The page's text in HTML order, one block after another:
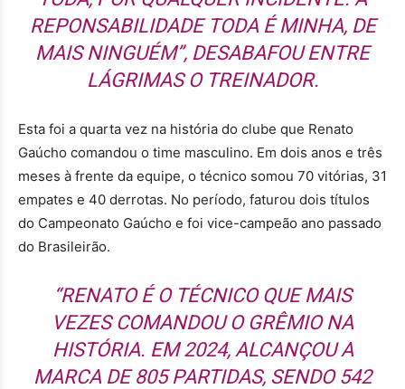
REPONSABILIDADE TODA É MINHA, DE
MAIS NINGUÉM”, DESABAFOU ENTRE
LÁGRIMAS O TREINADOR.
Esta foi a quarta vez na história do clube que Renato
Gaúcho comandou o time masculino. Em dois anos e três
meses à frente da equipe, o técnico somou 70 vitórias, 31
empates e 40 derrotas. No período, faturou dois títulos
do Campeonato Gaúcho e foi vice-campeão ano passado
do Brasileirão.
“RENATO É O TÉCNICO QUE MAIS
VEZES COMANDOU O GRÊMIO NA
HISTÓRIA. EM 2024, ALCANÇOU A
MARCA DE 805 PARTIDAS, SENDO 542